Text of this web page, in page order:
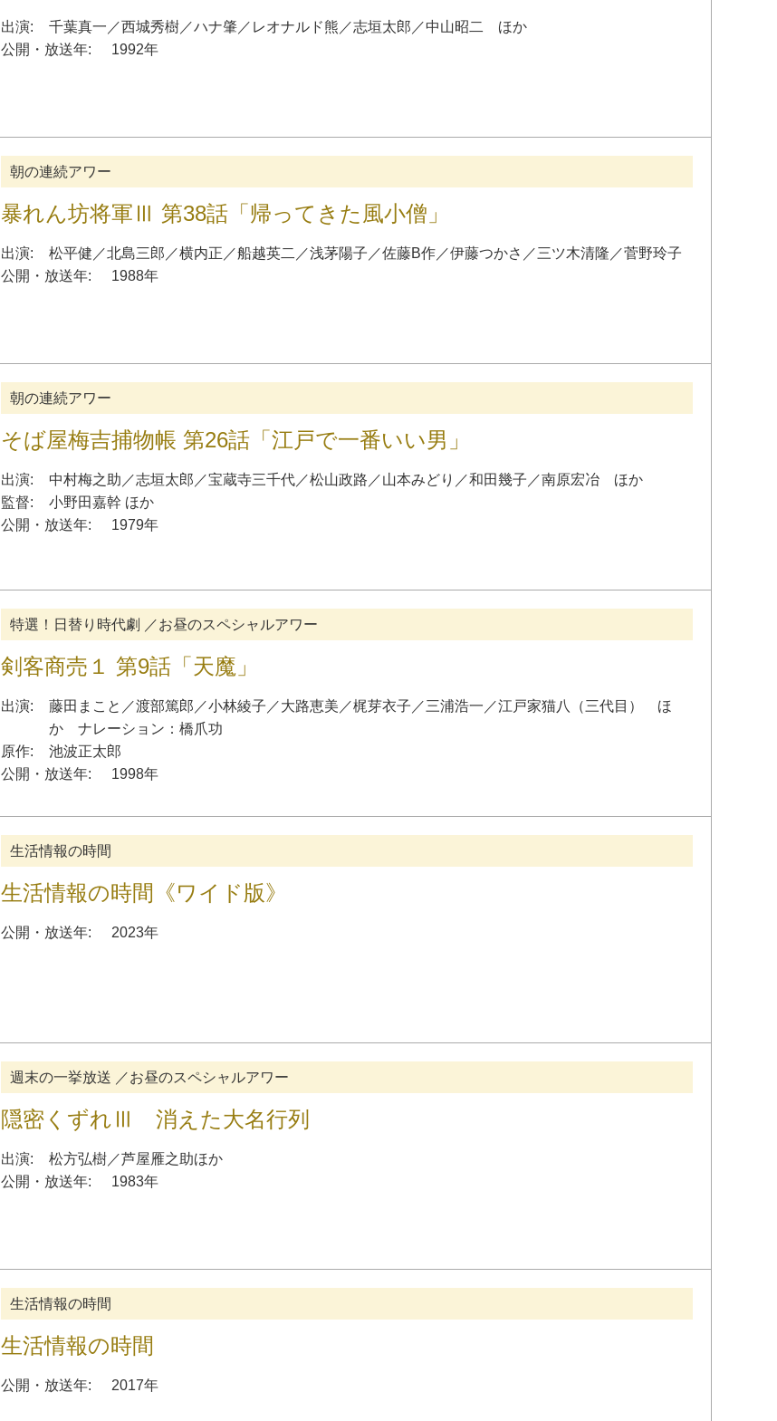
出演: 千葉真一 ／西城秀樹 ／ハナ肇 ／ レオナルド熊 ／志垣太郎 ／中山昭二
ほか
公開・放送年:
1992年
朝の連続アワー
暴れん坊将軍Ⅲ 第38話「帰ってきた風小僧」
出演: 松平健 ／北島三郎 ／横内正 ／船越英二 ／浅茅陽子 ／佐藤B作 ／伊藤つかさ ／三ツ木清隆 ／菅野玲子
公開・放送年:
1988年
朝の連続アワー
そば屋梅吉捕物帳 第26話「江戸で一番いい男」
出演: 中村梅之助 ／志垣太郎 ／宝蔵寺三千代 ／松山政路 ／山本みどり ／和田幾子 ／南原宏冶 ほか
監督:
小野田嘉幹 ほか
公開・放送年:
1979年
特選！日替り時代劇 ／お昼のスペシャルアワー
剣客商売１ 第9話「天魔」
出演: 藤田まこと ／渡部篤郎 ／小林綾子 ／大路恵美 ／梶芽衣子 ／三浦浩一 ／江戸家猫八 （三代目 ）
ほ
かナレーション ：橋爪功
原作:
池波正太郎
公開・放送年:
1998年
生活情報の時間
生活情報の時間《ワイド版》
公開・放送年: 2023年
週末の一挙放送 ／お昼のスペシャルアワー
隠密くずれⅢ 消えた大名行列
出演: 松方弘樹 ／芦屋雁之助ほか
公開・放送年:
1983年
生活情報の時間
生活情報の時間
公開・放送年: 2017年